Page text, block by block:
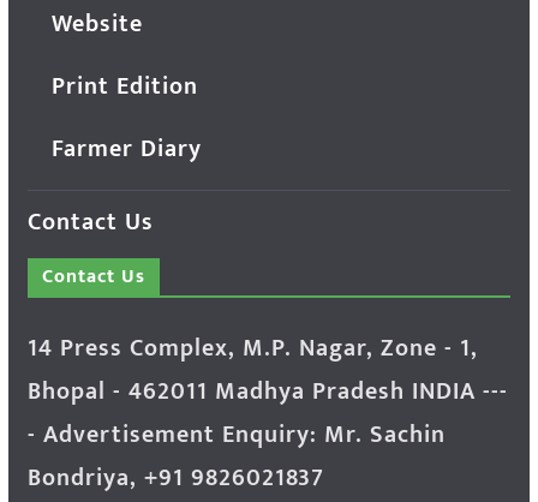
Website
Print Edition
Farmer Diary
Contact Us
Contact Us
14 Press Complex, M.P. Nagar, Zone - 1,
Bhopal - 462011 Madhya Pradesh INDIA ---
- Advertisement Enquiry: Mr. Sachin
Bondriya, +91 9826021837